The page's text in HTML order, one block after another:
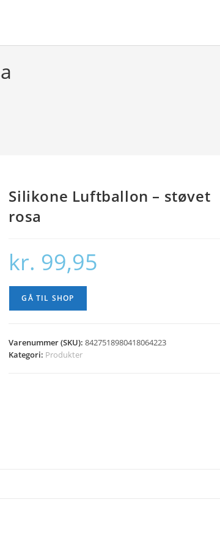
Silikone Luftballon – støvet
rosa
kr. 99,95
GÅ TIL SHOP
Varenummer (SKU):8427518980418064223
Kategori: Produkter